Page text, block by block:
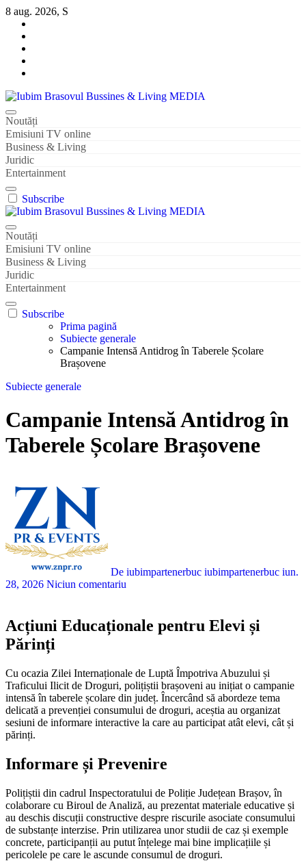
Sari
conținut
8 aug. 2026, S
Iubim Brasovul Bussines & Living MEDIA
Din pasiune și dragoste pentru Brașoveni
Noutăți
Emisiuni TV online
Business & Living
Juridic
Entertainment
Subscribe
Iubim Brasovul Bussines & Living MEDIA
Din pasiune și dragoste pentru Brașoveni
Noutăți
Emisiuni TV online
Business & Living
Juridic
Entertainment
Subscribe
Prima pagină
Subiecte generale
Campanie Intensă Antidrog în Taberele Școlare
Brașovene
Subiecte generale
Campanie Intensă Antidrog în
Taberele Școlare Brașovene
De iubimpartenerbuc iubimpartenerbuc iun.
28, 2026 Niciun comentariu
Acțiuni Educaționale pentru Elevi și
Părinți
Cu ocazia Zilei Internaționale de Luptă Împotriva Abuzului și
Traficului Ilicit de Droguri, polițiștii brașoveni au inițiat o campanie
intensă în taberele școlare din județ. Încercând să abordeze tema
delicată a prevenției consumului de droguri, aceștia au organizat
sesiuni de informare interactive la care au participat atât elevi, cât și
părinți.
Informare și Prevenire
Polițiștii din cadrul Inspectoratului de Poliție Județean Brașov, în
colaborare cu Biroul de Analiză, au prezentat materiale educative și
au deschis discuții constructive despre riscurile asociate consumului
de substanțe interzise. Prin utilizarea unor studii de caz și exemple
concrete, participanții au putut înțelege mai bine implicațiile și
pericolele pe care le ascunde consumul de droguri.